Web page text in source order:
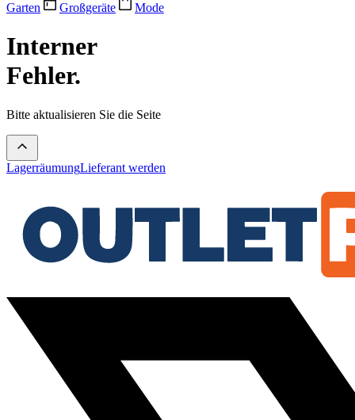
Garten
Großgeräte Mode
Interner
Fehler.
Bitte aktualisieren Sie die Seite
LagerräumungLieferant werden